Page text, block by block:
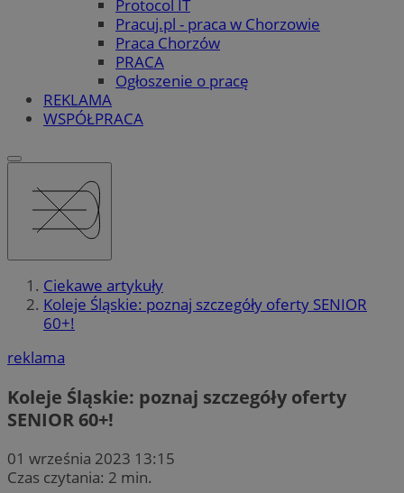
Protocol IT
Pracuj.pl - praca w Chorzowie
Praca Chorzów
PRACA
Ogłoszenie o pracę
REKLAMA
WSPÓŁPRACA
Ciekawe artykuły
Koleje Śląskie: poznaj szczegóły oferty SENIOR
60+!
reklama
Koleje Śląskie: poznaj szczegóły oferty
SENIOR 60+!
01 września 2023 13:15
Czas czytania: 2 min.